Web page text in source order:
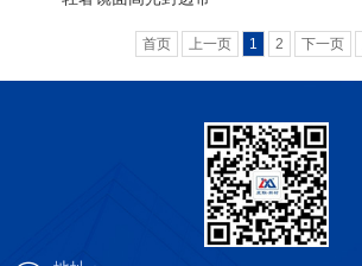
首页 上一页 1 2 下一页